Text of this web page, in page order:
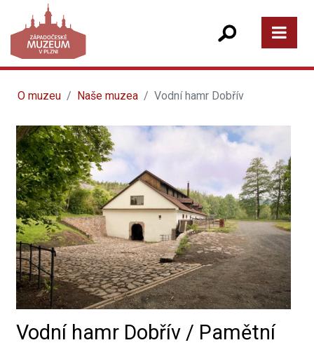
O muzeu Naše muzea Vodní hamr Dobřív
Vodní hamr Dobřív / Pamětní